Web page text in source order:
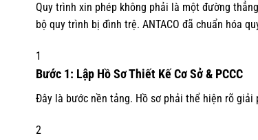
Quy trình xin phép không phải là một đường
bộ quy trình bị đình trệ. ANTACO đã chuẩn hóa
1
Bước 1: Lập Hồ Sơ Thiết Kế Cơ Sở & PCCC
Đây là bước nền tảng. Hồ sơ phải thể hiện rõ giải
2